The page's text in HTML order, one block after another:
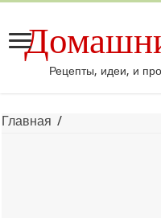
Рецепты, идеи, и
Главная /